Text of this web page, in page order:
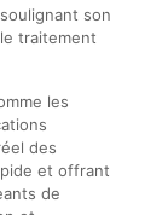
son
traitement
les
des
et offrant
de